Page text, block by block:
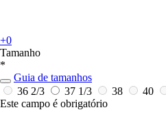
+0
Tamanho
*
Guia de tamanhos
36 2/3
37 1/3 38 40
Este campo é obrigatório